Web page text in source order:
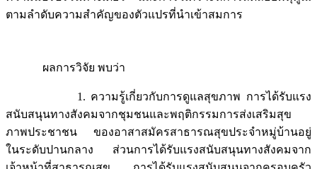
ตามลำดับความสำคัญของตัวแปรที่นำเข้าสมการ
ผลการวิจัย พบว่า
1. ความรู้เกี่ยวกับการดูแลสุขภาพ การได้รับแรง
สนับสนุนทางสังคมจากชุมชนและพฤติกรรมการส่งเสริมสุข
ภาพประชาชน ของอาสาสมัครสาธารณสุขประจำหมู่บ้านอยู่
ในระดับปานกลาง ส่วนการได้รับแรงสนับสนุนทางสังคมจาก